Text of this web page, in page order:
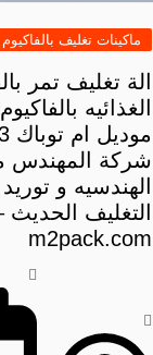
ماكينات تغليف بالفاكيوم
الة تغليف تمر
الغذائيه
شركة المهندس
الهندسيه و
التغليف الحديث
m2pack.com